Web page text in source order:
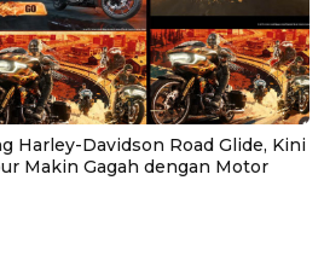
Harley-Davidson Road Glide, Kini
Makin Gagah dengan Motor